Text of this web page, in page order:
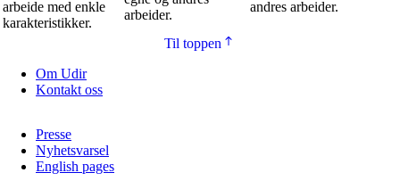
arbeide med enkle
karakteristikker.
arbeider.
andres arbeider.
Til toppen
Om Udir
Kontakt oss
Presse
Nyhetsvarsel
English pages